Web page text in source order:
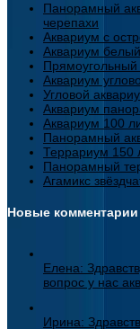
Панорамный
черепахи
Аквариум с
Аквариум
Прямоугольный
Аквариум
Угловой
Аквариум
Аквариум 100
Панорамный
Террариум 150
Панорамный
Агамикс
Новые комментарии
Елена:
вопрос у нас
Ирина: